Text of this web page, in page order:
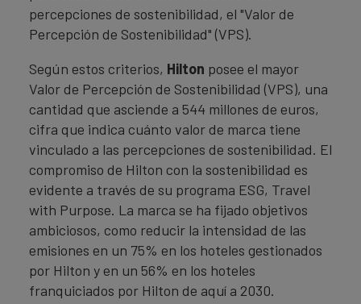
percepciones de sostenibilidad, el "Valor de
Percepción de Sostenibilidad" (VPS).
Según estos criterios, Hilton posee el mayor
Valor de Percepción de Sostenibilidad (VPS), una
cantidad que asciende a 544 millones de euros,
cifra que indica cuánto valor de marca tiene
vinculado a las percepciones de sostenibilidad. El
compromiso de Hilton con la sostenibilidad es
evidente a través de su programa ESG, Travel
with Purpose. La marca se ha fijado objetivos
ambiciosos, como reducir la intensidad de las
emisiones en un 75% en los hoteles gestionados
por Hilton y en un 56% en los hoteles
franquiciados por Hilton de aquí a 2030.